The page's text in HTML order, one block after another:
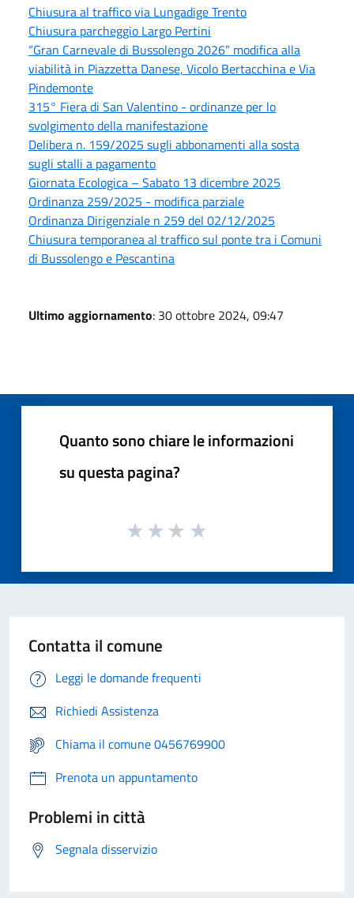
Chiusura al traffico via Lungadige Trento
Chiusura parcheggio Largo Pertini
“Gran Carnevale di Bussolengo 2026” modifica alla
viabilità in Piazzetta Danese, Vicolo Bertacchina e Via
Pindemonte
315° Fiera di San Valentino - ordinanze per lo
svolgimento della manifestazione
Delibera n. 159/2025 sugli abbonamenti alla sosta
sugli stalli a pagamento
Giornata Ecologica – Sabato 13 dicembre 2025
Ordinanza 259/2025 - modifica parziale
Ordinanza Dirigenziale n 259 del 02/12/2025
Chiusura temporanea al traffico sul ponte tra i Comuni
di Bussolengo e Pescantina
Ultimo aggiornamento: 30 ottobre 2024, 09:47
Quanto sono chiare le informazioni
su questa pagina?
Contatta il comune
Leggi le domande frequenti
Richiedi Assistenza
Chiama il comune 0456769900
Prenota un appuntamento
Problemi in città
Segnala disservizio